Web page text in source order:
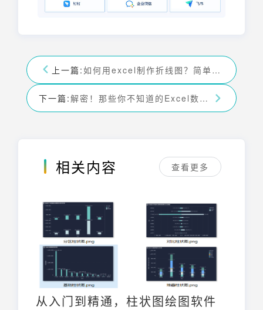
上一篇: 如何用excel制作折线图？简单六步包教包会！——九数云BI
下一篇: 解密！那些你不知道的Excel数据匹配的强大功能！——九数云
相关内容 查看更多
从入门到精通，柱状图绘图软件